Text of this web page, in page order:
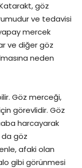
göz
ve tedavisi
mercek
ve diğer göz
neden
Göz merceği,
görevlidir. Göz
harcayarak
da göz
afaki olan
gibi görünmesi